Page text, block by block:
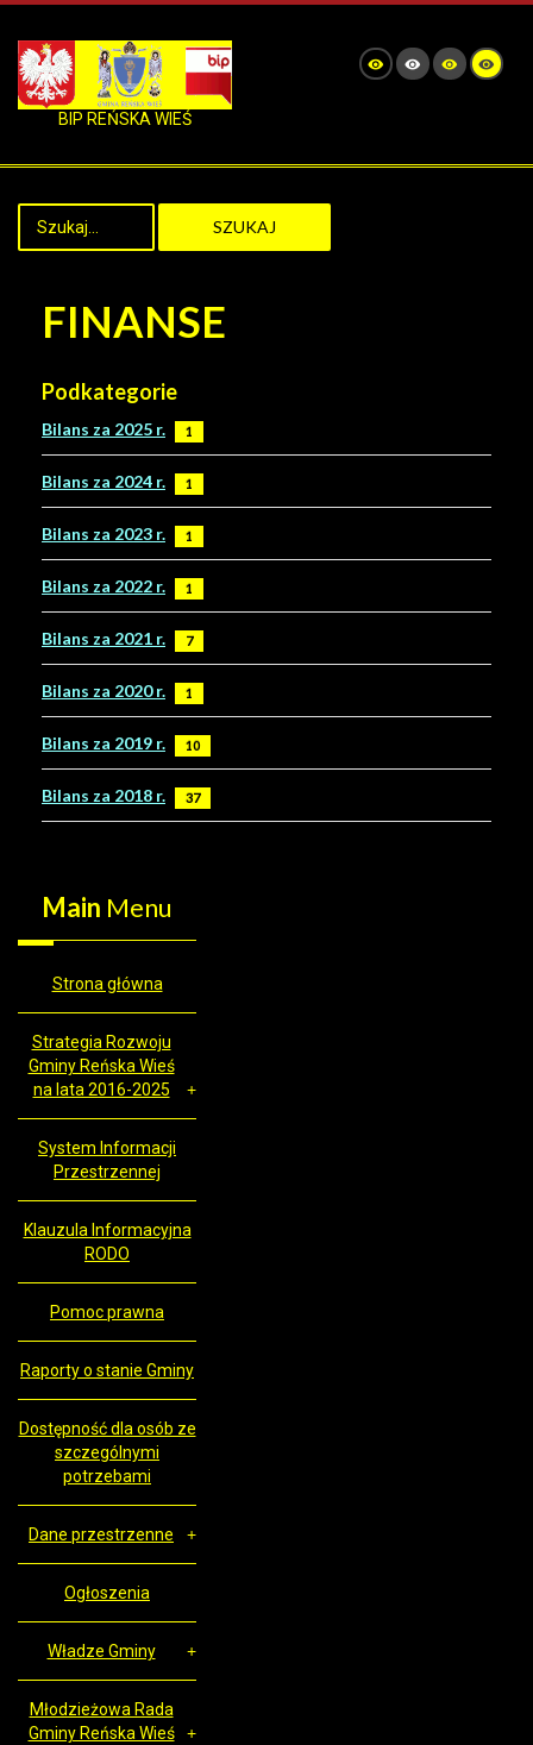
BIP REŃSKA WIEŚ
SZUKAJ
FINANSE
Podkategorie
Bilans za 2025 r. 1
Bilans za 2024 r. 1
Bilans za 2023 r. 1
Bilans za 2022 r. 1
Bilans za 2021 r. 7
Bilans za 2020 r. 1
Bilans za 2019 r. 10
Bilans za 2018 r. 37
Main Menu
Strona główna
Strategia Rozwoju
Gminy Reńska Wieś
na lata 2016-2025
System Informacji
Przestrzennej
Klauzula Informacyjna
RODO
Pomoc prawna
Raporty o stanie Gminy
Dostępność dla osób ze
szczególnymi
potrzebami
Dane przestrzenne
Ogłoszenia
Władze Gminy
Młodzieżowa Rada
Gminy Reńska Wieś